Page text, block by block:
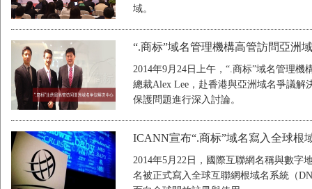
域。
“.商标”域名管理機構高管訪問亞洲
2014年9月24日上午，“.商标”域名管理
總裁Alex Lee，赴香港與亞洲域名爭議解
保護問題進行深入討論。
ICANN宣布“.商标”域名寫入全球根
2014年5月22日，國際互聯網名稱與數字
名被正式寫入全球互聯網根域名系統（